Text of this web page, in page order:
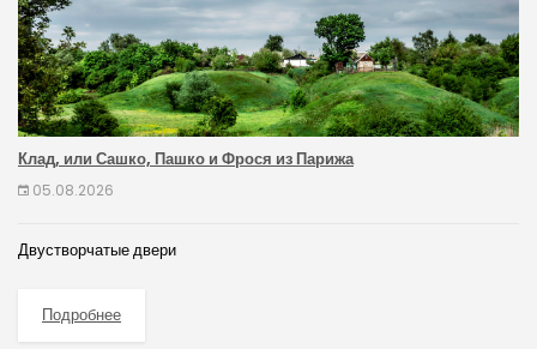
Клад, или Сашко, Пашко и Фрося из Парижа
05.08.2026
Двустворчатые двери
Подробнее